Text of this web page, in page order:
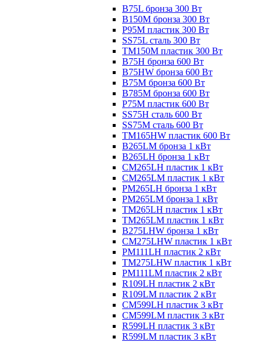
B75L бронза 300 Вт
B150M бронза 300 Вт
P95M пластик 300 Вт
SS75L сталь 300 Вт
TM150M пластик 300 Вт
B75H бронза 600 Вт
B75HW бронза 600 Вт
B75M бронза 600 Вт
B785M бронза 600 Вт
P75M пластик 600 Вт
SS75H сталь 600 Вт
SS75M сталь 600 Вт
TM165HW пластик 600 Вт
B265LM бронза 1 кВт
B265LH бронза 1 кВт
CM265LH пластик 1 кВт
CM265LM пластик 1 кВт
PM265LH бронза 1 кВт
PM265LM бронза 1 кВт
TM265LH пластик 1 кВт
TM265LM пластик 1 кВт
B275LHW бронза 1 кВт
CM275LHW пластик 1 кВт
PM111LH пластик 2 кВт
TM275LHW пластик 1 кВт
PM111LM пластик 2 кВт
R109LH пластик 2 кВт
R109LM пластик 2 кВт
CM599LH пластик 3 кВт
CM599LM пластик 3 кВт
R599LH пластик 3 кВт
R599LM пластик 3 кВт